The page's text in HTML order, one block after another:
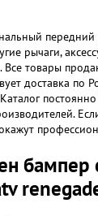
рычаги,
Все товары
доставка по
бампер